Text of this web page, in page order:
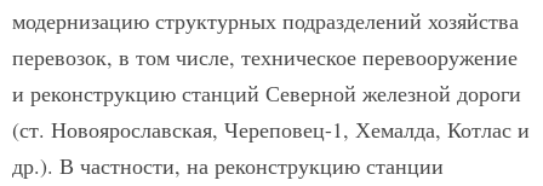
модернизацию структурных подразделений хозяйства
перевозок, в том числе, техническое перевооружение
и реконструкцию станций Северной железной дороги
(ст. Новоярославская, Череповец-1, Хемалда, Котлас и
др.). В частности, на реконструкцию станции